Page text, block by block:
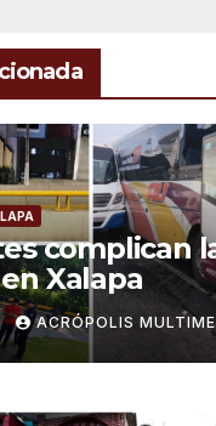
complican
Xalapa
ACRÓPOLIS